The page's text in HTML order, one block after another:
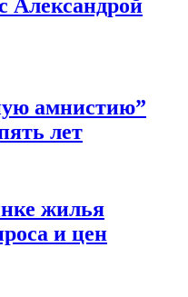
Александрой
амнистию”
лет
жилья
и цен